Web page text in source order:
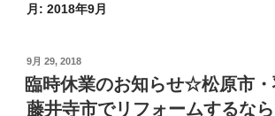
月: 2018年9月
投
稿
日:
9月 29, 2018
臨時休業のお知らせ☆松原市・
藤井寺市でリフォームするな